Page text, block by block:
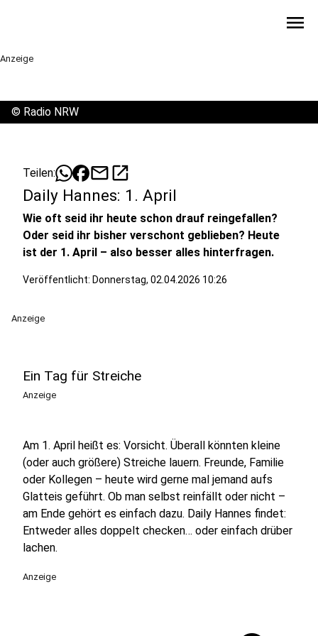
menu
Anzeige
© Radio NRW
Teilen: mailopen_in_new
Daily Hannes: 1. April
Wie oft seid ihr heute schon drauf reingefallen?
Oder seid ihr bisher verschont geblieben? Heute
ist der 1. April – also besser alles hinterfragen.
Veröffentlicht: Donnerstag, 02.04.2026 10:26
Anzeige
Ein Tag für Streiche
Anzeige
Am 1. April heißt es: Vorsicht. Überall könnten kleine
(oder auch größere) Streiche lauern. Freunde, Familie
oder Kollegen – heute wird gerne mal jemand aufs
Glatteis geführt. Ob man selbst reinfällt oder nicht –
am Ende gehört es einfach dazu. Daily Hannes findet:
Entweder alles doppelt checken… oder einfach drüber
lachen.
Anzeige